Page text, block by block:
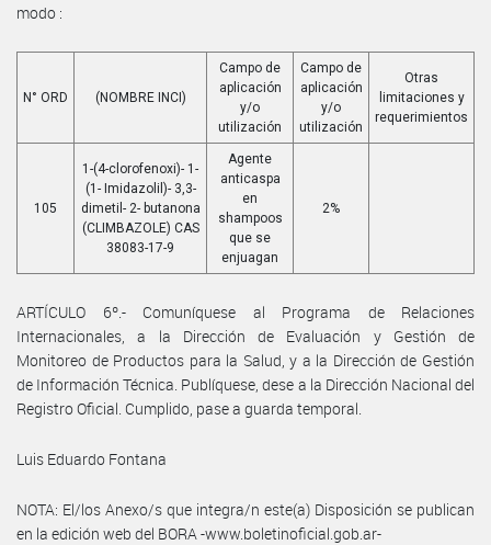
modo :
N° ORD (NOMBRE INCI)
Campo de
aplicación
y/o
utilización
Campo de
aplicación
y/o
utilización
Otras
limitaciones y
requerimientos
105
1-(4-clorofenoxi)- 1-
(1- Imidazolil)- 3,3-
dimetil- 2- butanona
(CLIMBAZOLE) CAS
38083-17-9
Agente
anticaspa
en
shampoos
que se
enjuagan
2%
ARTÍCULO 6º.- Comuníquese al Programa de Relaciones
Internacionales, a la Dirección de Evaluación y Gestión de
Monitoreo de Productos para la Salud, y a la Dirección de Gestión
de Información Técnica. Publíquese, dese a la Dirección Nacional del
Registro Oficial. Cumplido, pase a guarda temporal.
Luis Eduardo Fontana
NOTA: El/los Anexo/s que integra/n este(a) Disposición se publican
en la edición web del BORA -www.boletinoficial.gob.ar-